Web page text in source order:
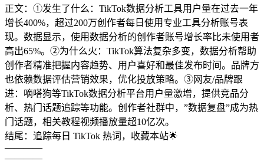
正文：①发生了什么：TikTok数据分析工具用户量在过去一年
增长400%，超过200万创作者每日使用专业工具分析账号表
现。数据显示，使用数据分析的创作者账号增长率比未使用者
高出65%。②为什么火：TikTok算法复杂多变，数据分析帮助
创作者精准把握内容趋势、用户喜好和最佳发布时间。品牌方
也依赖数据评估营销效果，优化投放策略。③网友/品牌跟
进：嘀嗒狗等TikTok数据分析平台用户量激增，提供竞品分
析、热门话题追踪等功能。创作者社群中，”数据复盘”成为热
门话题，相关教程视频播放量超10亿次。
结尾：追踪每日 TikTok 热词，收藏本站🌟
————
————